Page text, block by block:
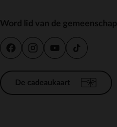
Word lid van de gemeenschap
De cadeaukaart